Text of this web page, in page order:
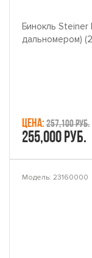
Бинокль Steiner
дальномером)
Цена: 257,100 руб.
255,000 руб.
Модель: 23160000